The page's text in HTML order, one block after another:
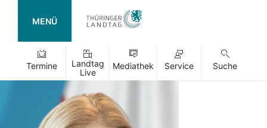
MENÜ
Termine
Landtag
Live
Mediathek Service Suche